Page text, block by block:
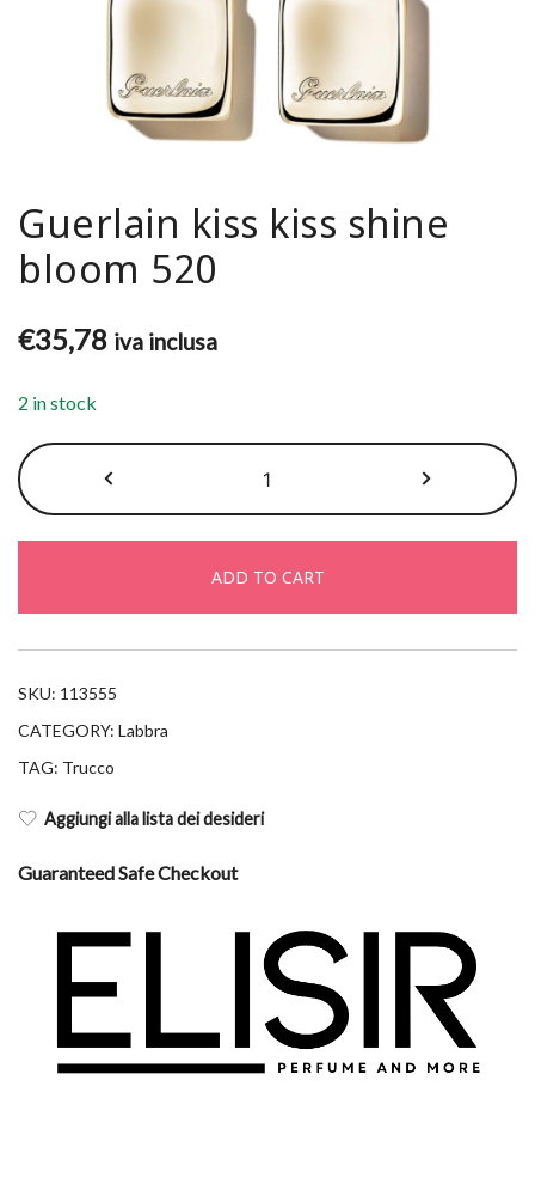
Guerlain kiss kiss shine
bloom 520
€35,78 iva inclusa
2 in stock
kiss
kiss
bloom
520
quantity
ADD TO CART
SKU: 113555
CATEGORY: Labbra
TAG: Trucco
Aggiungi alla lista dei desideri
Guaranteed Safe Checkout